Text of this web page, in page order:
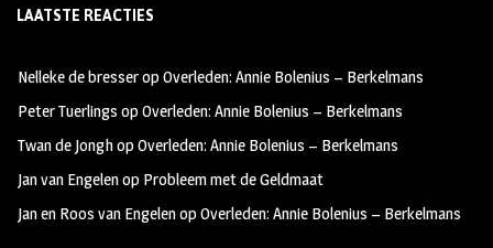
b
oo
k
ag
m
tt
LAATSTE REACTIES
Nelleke de bresseropOverleden: Annie Bolenius – Berkelmans
Peter Tuerlings opOverleden: Annie Bolenius – Berkelmans
Twan de JonghopOverleden: Annie Bolenius – Berkelmans
Jan van Engelenop Probleem met de Geldmaat
Jan en Roos van EngelenopOverleden: Annie Bolenius – Berkelmans